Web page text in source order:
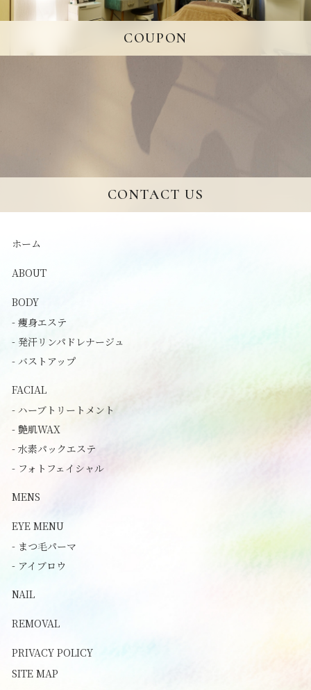
COUPON
CONTACT US
ホーム
ABOUT
BODY
- 痩身エステ
- 発汗リンパドレナージュ
- バストアップ
FACIAL
- ハーブトリートメント
- 艶肌WAX
- 水素パックエステ
- フォトフェイシャル
MENS
EYE MENU
- まつ毛パーマ
- アイブロウ
NAIL
REMOVAL
PRIVACY POLICY
SITE MAP